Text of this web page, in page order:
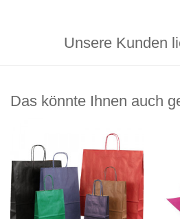
Unsere Kunden
Das könnte Ihnen auch